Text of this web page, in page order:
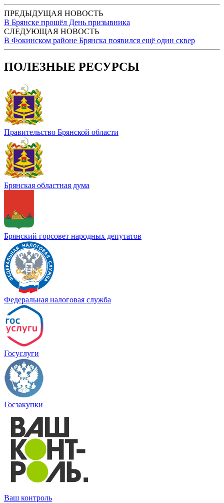
ПРЕДЫДУЩАЯ НОВОСТЬ
В Брянске прошёл День призывника
СЛЕДУЮЩАЯ НОВОСТЬ
В Фокинском районе Брянска появился ещё один сквер
ПОЛЕЗНЫЕ РЕСУРСЫ
Правительство Брянской области
Брянская областная дума
Брянский горсовет народных депутатов
Федеральная налоговая служба
Госуслуги
Госзакупки
Ваш контроль